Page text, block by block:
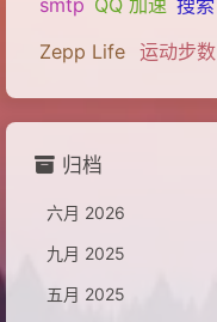
Zepp Life 运动步数
归档
六月 2026
九月 2025
五月 2025